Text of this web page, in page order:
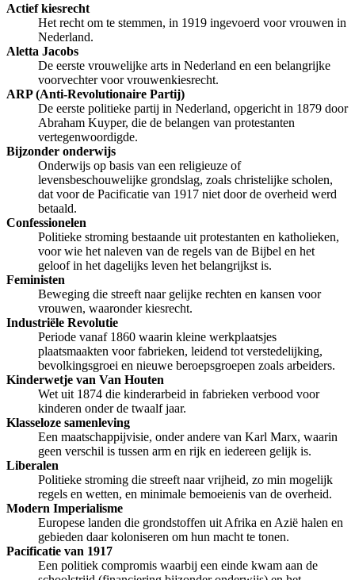
Actief kiesrecht
Het recht om te stemmen, in 1919 ingevoerd voor vrouwen in
Nederland.
Aletta Jacobs
De eerste vrouwelijke arts in Nederland en een belangrijke
voorvechter voor vrouwenkiesrecht.
ARP (Anti-Revolutionaire Partij)
De eerste politieke partij in Nederland, opgericht in 1879 door
Abraham Kuyper, die de belangen van protestanten
vertegenwoordigde.
Bijzonder onderwijs
Onderwijs op basis van een religieuze of
levensbeschouwelijke grondslag, zoals christelijke scholen,
dat voor de Pacificatie van 1917 niet door de overheid werd
betaald.
Confessionelen
Politieke stroming bestaande uit protestanten en katholieken,
voor wie het naleven van de regels van de Bijbel en het
geloof in het dagelijks leven het belangrijkst is.
Feministen
Beweging die streeft naar gelijke rechten en kansen voor
vrouwen, waaronder kiesrecht.
Industriële Revolutie
Periode vanaf 1860 waarin kleine werkplaatsjes
plaatsmaakten voor fabrieken, leidend tot verstedelijking,
bevolkingsgroei en nieuwe beroepsgroepen zoals arbeiders.
Kinderwetje van Van Houten
Wet uit 1874 die kinderarbeid in fabrieken verbood voor
kinderen onder de twaalf jaar.
Klasseloze samenleving
Een maatschappijvisie, onder andere van Karl Marx, waarin
geen verschil is tussen arm en rijk en iedereen gelijk is.
Liberalen
Politieke stroming die streeft naar vrijheid, zo min mogelijk
regels en wetten, en minimale bemoeienis van de overheid.
Modern Imperialisme
Europese landen die grondstoffen uit Afrika en Azië halen en
gebieden daar koloniseren om hun macht te tonen.
Pacificatie van 1917
Een politiek compromis waarbij een einde kwam aan de